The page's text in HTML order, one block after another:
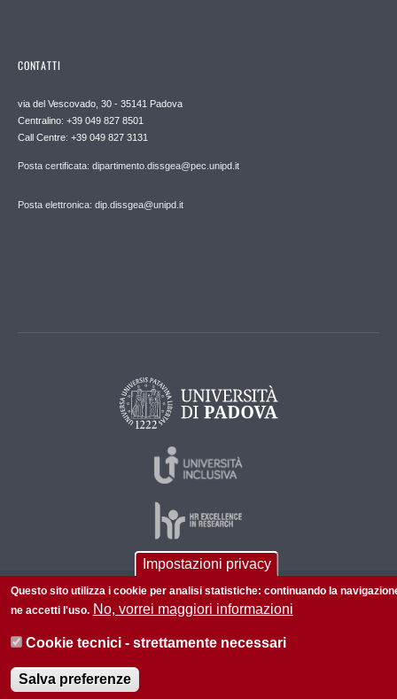
CONTATTI
via del Vescovado, 30 - 35141 Padova
Centralino: +39 049 827 8501
Call Centre: +39 049 827 3131
Posta certificata: dipartimento.dissgea@pec.unipd.it
Posta elettronica: dip.dissgea@unipd.it
© 2026 Università di Padova - Tutti i diritti riservati
P.I. 00742430283 C.F. 80006480281
Informazioni su questo sito Accessibilità | Privacy policy
Impostazioni privacy
Questo sito utilizza i cookie per analisi statistiche: continuando la
ne accetti l'uso. No, vorrei maggiori informazioni
Cookie tecnici - strettamente necessari
Salva preferenze